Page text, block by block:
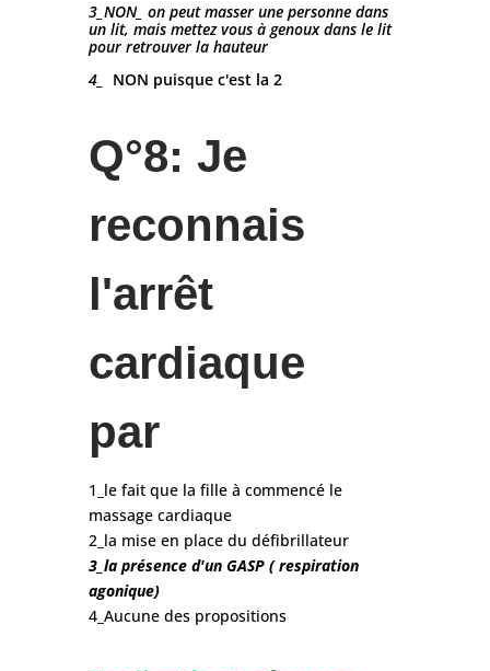
3_NON_ on peut masser une personne dans
un lit, mais mettez vous à genoux dans le lit
pour retrouver la hauteur
4_
NON puisque c'est la 2
Q°8: Je
reconnais
l'arrêt
cardiaque
par
1_le fait que la fille à commencé le
massage cardiaque
2_la mise en place du défibrillateur
3_la présence d'un GASP ( respiration
agonique)
4_Aucune des propositions